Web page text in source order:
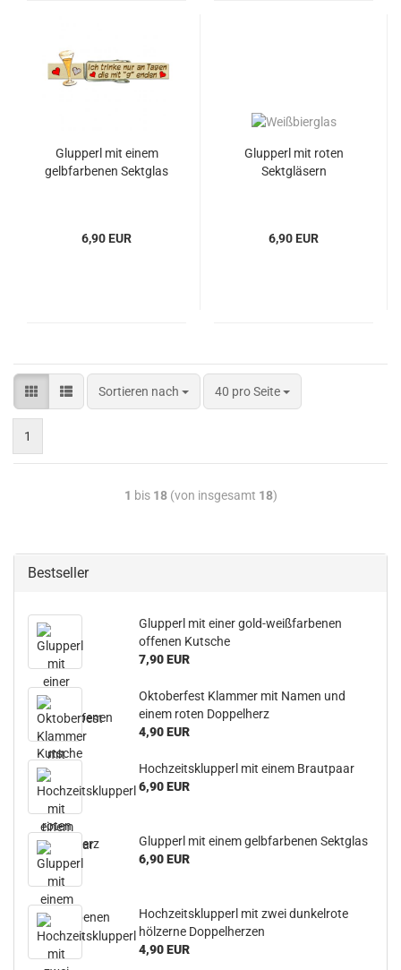
Glupperl mit einem
gelbfarbenen Sektglas
6,90 EUR
Glupperl mit roten
Sektgläsern
6,90 EUR
Sortieren nach 40 pro Seite
1
1 bis 18(von insgesamt 18)
Bestseller
Glupperl mit einer gold-weißfarbenen
offenen Kutsche
7,90 EUR
Oktoberfest Klammer mit Namen und
einem roten Doppelherz
4,90 EUR
Hochzeitsklupperl mit einem Brautpaar
6,90 EUR
Glupperl mit einem gelbfarbenen Sektglas
6,90 EUR
Hochzeitsklupperl mit zwei dunkelrote
hölzerne Doppelherzen
4,90 EUR